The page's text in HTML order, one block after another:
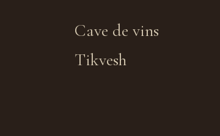
Cave de vins
Tikvesh